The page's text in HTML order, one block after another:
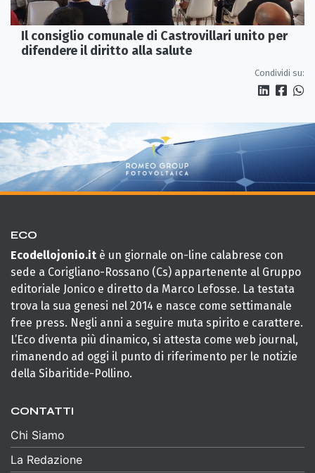
Il consiglio comunale di Castrovillari unito per
difendere il diritto alla salute
Condividi su:
ECO
Ecodellojonio.it è un giornale on-line calabrese con
sede a Corigliano-Rossano (Cs) appartenente al Gruppo
editoriale Jonico e diretto da Marco Lefosse. La testata
trova la sua genesi nel 2014 e nasce come settimanale
free press. Negli anni a seguire muta spirito e carattere.
L’Eco diventa più dinamico, si attesta come web journal,
rimanendo ad oggi il punto di riferimento per le notizie
della Sibaritide-Pollino.
CONTATTI
Chi Siamo
La Redazione